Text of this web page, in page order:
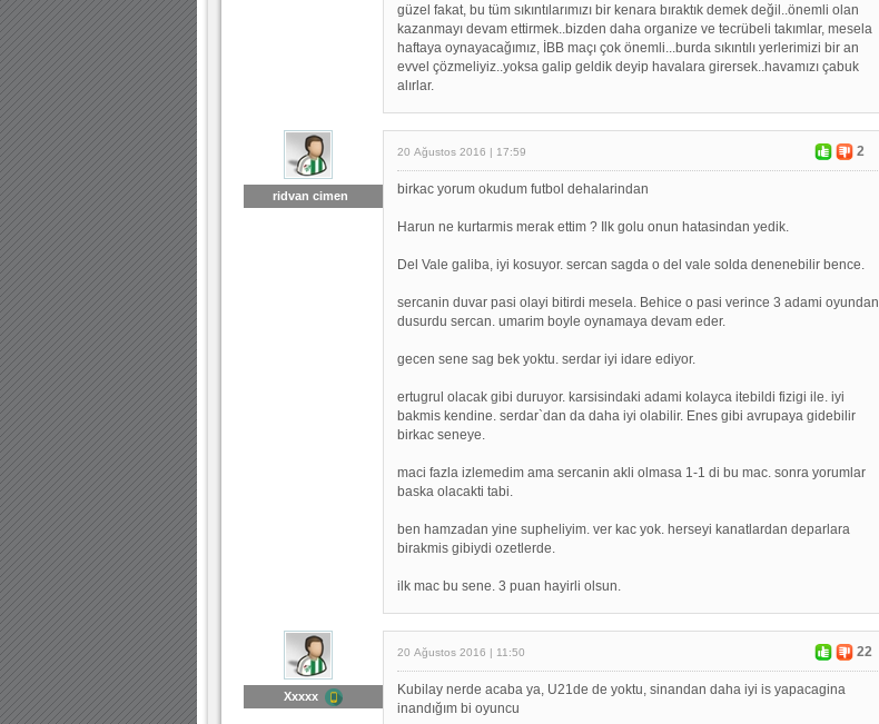
güzel fakat, bu tüm sıkıntılarımızı bir kenara bıraktık demek değil..önemli olan
kazanmayı devam ettirmek..bizden daha organize ve tecrübeli takımlar, mesela
haftaya oynayacağımız, İBB maçı çok önemli...burda sıkıntılı yerlerimizi bir an
evvel çözmeliyiz..yoksa galip geldik deyip havalara girersek..havamızı çabuk
alırlar.
ridvan cimen
20 Ağustos 2016 | 17:59 2
birkac yorum okudum futbol dehalarindan
Harun ne kurtarmis merak ettim ? Ilk golu onun hatasindan yedik.
Del Vale galiba, iyi kosuyor. sercan sagda o del vale solda denenebilir bence.
sercanin duvar pasi olayi bitirdi mesela. Behice o pasi verince 3 adami oyundan
dusurdu sercan. umarim boyle oynamaya devam eder.
gecen sene sag bek yoktu. serdar iyi idare ediyor.
ertugrul olacak gibi duruyor. karsisindaki adami kolayca itebildi fizigi ile. iyi
bakmis kendine. serdar`dan da daha iyi olabilir. Enes gibi avrupaya gidebilir
birkac seneye.
maci fazla izlemedim ama sercanin akli olmasa 1-1 di bu mac. sonra yorumlar
baska olacakti tabi.
ben hamzadan yine supheliyim. ver kac yok. herseyi kanatlardan deparlara
birakmis gibiydi ozetlerde.
ilk mac bu sene. 3 puan hayirli olsun.
Xxxxx
20 Ağustos 2016 | 11:50 22
Kubilay nerde acaba ya, U21de de yoktu, sinandan daha iyi is yapacagina
inandığım bi oyuncu